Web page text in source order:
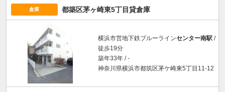
倉庫 都築区茅ヶ崎東5丁目貸倉庫
横浜市営地下鉄ブルーラインセンター南駅 /
徒歩19分
築年33年 / -
神奈川県横浜市都筑区茅ケ崎東5丁目11-12